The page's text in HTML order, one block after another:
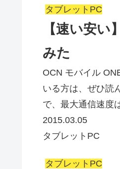
タブレットPC
【速い安
みた
OCN モバイル
いる方は、ぜひ読
で、最大通信速度
2015.03.05
タブレットPC
タブレットPC